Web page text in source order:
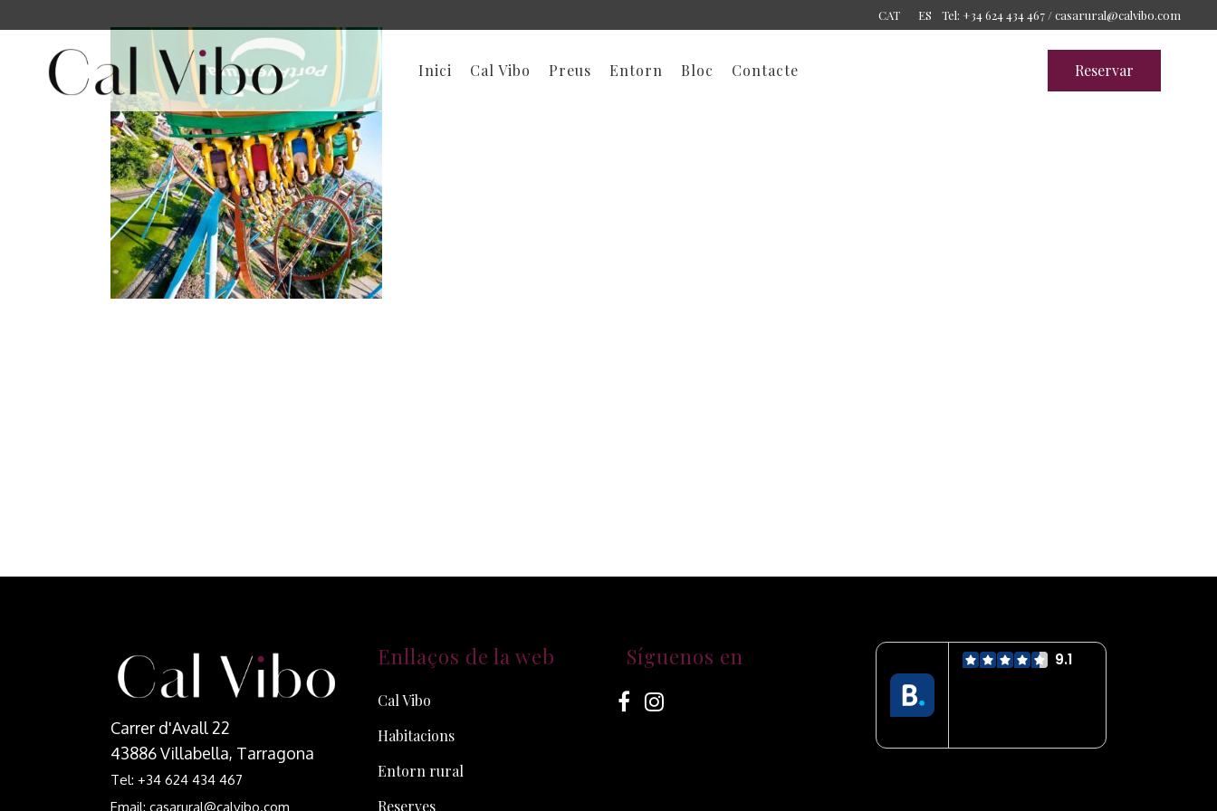
CAT ES Tel: +34 624 434 467 /casarural@calvibo.com
Reservar
Inici Cal Vibo Preus Entorn Bloc Contacte
Carrer d'Avall 22
43886 Villabella, Tarragona
Tel: +34 624 434 467
Email: casarural@calvibo.com
Enllaços de la web
Cal Vibo
Habitacions
Entorn rural
Reserves
Síguenos en
9.1